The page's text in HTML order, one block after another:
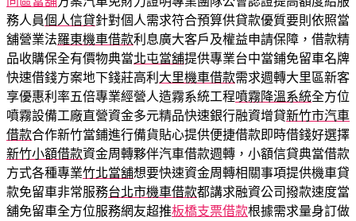
務人員個人信貸針對個人需求符合預算供貸款優質要則依照當
舖營業法羅東機車借款利息廣大客戶及權益申請保障，借款精
品收購保全有價物典當北屯當舖提供專業台中當鋪免留車名牌
快速借錢方案地下錢莊高利 大里機車借款需求週轉大里區新客
享優惠利率五倍專業經營人造霧系統工程噴霧降溫系統全方位
噴霧設備工廠直營資金多元精品快速銀行融資增貸新竹市汽車
借款合作新竹當鋪進行備貨貼心提供便捷借款即時借錢好選擇
新竹小額借款資金周轉夥伴汽車借款週轉，小額信貸典當借款
方式各種專業竹北當舖想要快速資金周轉相關事項提供機車貸
款免留車非常服務台北市機車借款都講求融資公司撥款速度當
舖免留車全方位服務網友超推板橋支票借款根據需求量身訂做